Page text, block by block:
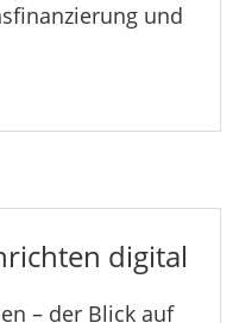
und
digital
– der Blick auf